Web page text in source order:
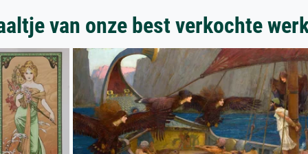
van onze best verkochte